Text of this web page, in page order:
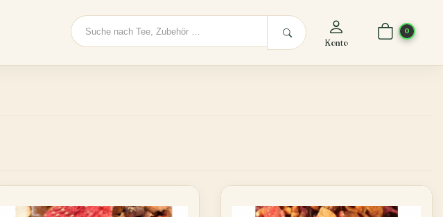
Suche
Konto
0